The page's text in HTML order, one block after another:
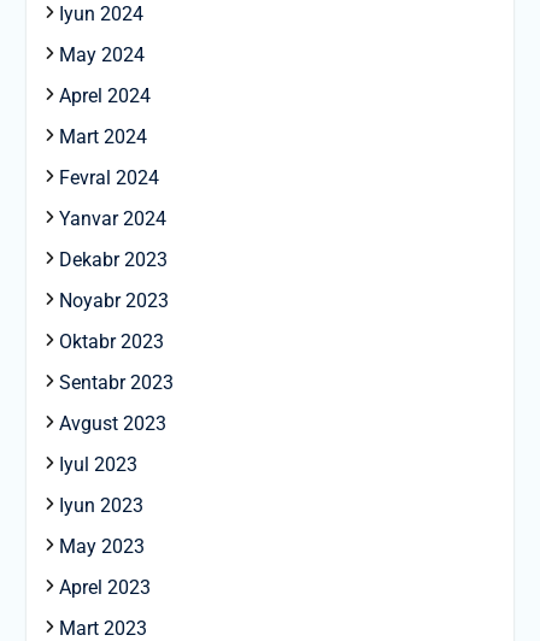
Iyun 2024
May 2024
Aprel 2024
Mart 2024
Fevral 2024
Yanvar 2024
Dekabr 2023
Noyabr 2023
Oktabr 2023
Sentabr 2023
Avgust 2023
Iyul 2023
Iyun 2023
May 2023
Aprel 2023
Mart 2023